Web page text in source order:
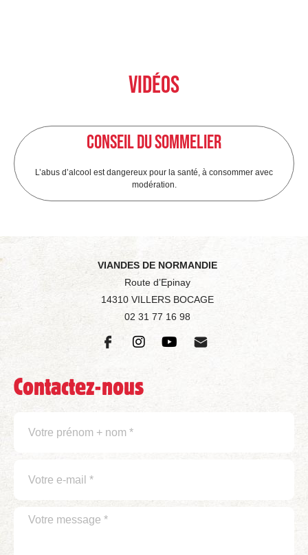
Vidéos
Conseil du sommelier
L’abus d’alcool est dangereux pour la santé, à consommer avec
modération.
VIANDES DE NORMANDIE
Route d’Epinay
14310 VILLERS BOCAGE
02 31 77 16 98
Contactez-nous